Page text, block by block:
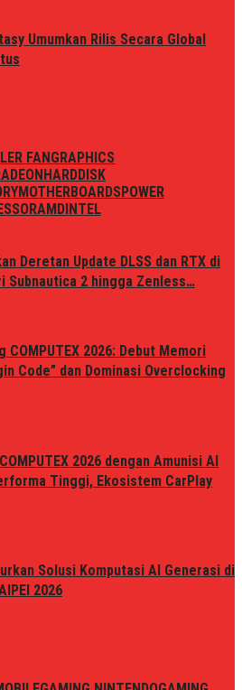
Umumkan Rilis Secara Global
FAN GRAPHICS
HARDDISK
MOTHERBOARDSPOWER
AMD INTEL
Deretan Update DLSS dan RTX di
Subnautica 2 hingga Zenless…
COMPUTEX 2026: Debut Memori
Code” dan Dominasi Overclocking
2026 dengan Amunisi AI
Tinggi, Ekosistem CarPlay
Solusi Komputasi AI Generasi di
2026